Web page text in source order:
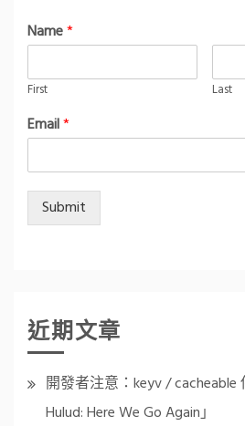
Name*
First Last
Email*
Submit
近期文章
開發者注意：keyv / cacheable
Hulud: Here We Go Again」